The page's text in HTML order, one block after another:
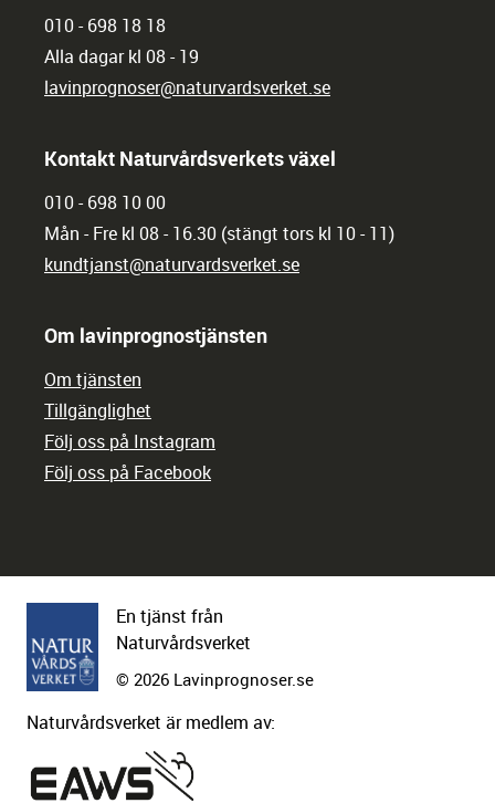
010 - 698 18 18
Alla dagar kl 08 - 19
lavinprognoser@naturvardsverket.se
Kontakt Naturvårdsverkets växel
010 - 698 10 00
Mån - Fre kl 08 - 16.30 (stängt tors kl 10 - 11)
kundtjanst@naturvardsverket.se
Om lavinprognostjänsten
Om tjänsten
Tillgänglighet
Följ oss på Instagram
Följ oss på Facebook
En tjänst från
Naturvårdsverket
© 2026 Lavinprognoser.se
Naturvårdsverket är medlem av: